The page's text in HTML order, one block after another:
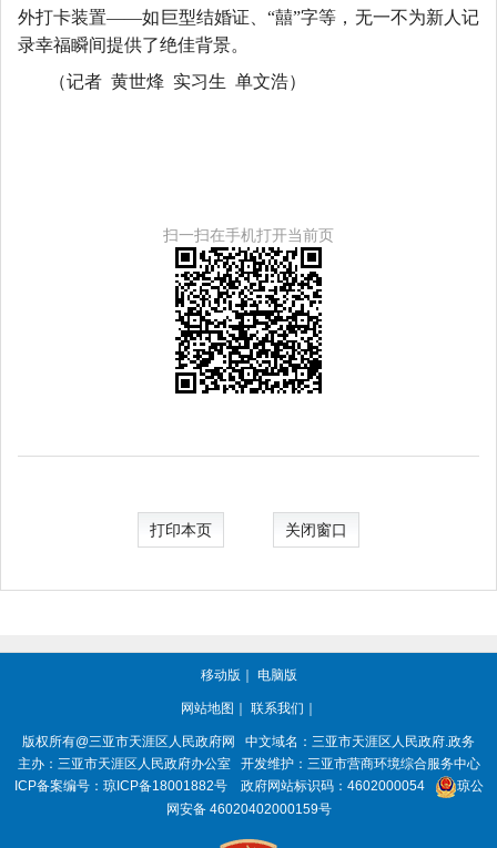
外打卡装置——如巨型结婚证、“囍”字等，无一不为新人记
录幸福瞬间提供了绝佳背景。
（记者 黄世烽 实习生 单文浩）
扫一扫在手机打开当前页
打印本页 关闭窗口
移动版 ｜ 电脑版
网站地图 ｜ 联系我们 ｜
版权所有@三亚市天涯区人民政府网 中文域名： 三亚市天涯区人民政府.政务
主办：三亚市天涯区人民政府办公室
开发维护：三亚市营商环境综合服务中心
ICP备案编号： 琼ICP备18001882号 政府网站标识码： 4602000054
琼公
网安备 46020402000159号